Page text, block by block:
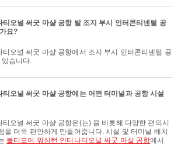
티오널 써굿 마샬 공항 발 조지 부시 인터콘티넨털 공
요?
습니다.
오널 써굿 마샬 공항에는 어떤 터미널과 공항 시설
을 더욱 편안하게 만들어줍니다. 시설 및 터미널 배치
볼티모어 워싱턴 인터나티오널 써굿 마샬 공항에서